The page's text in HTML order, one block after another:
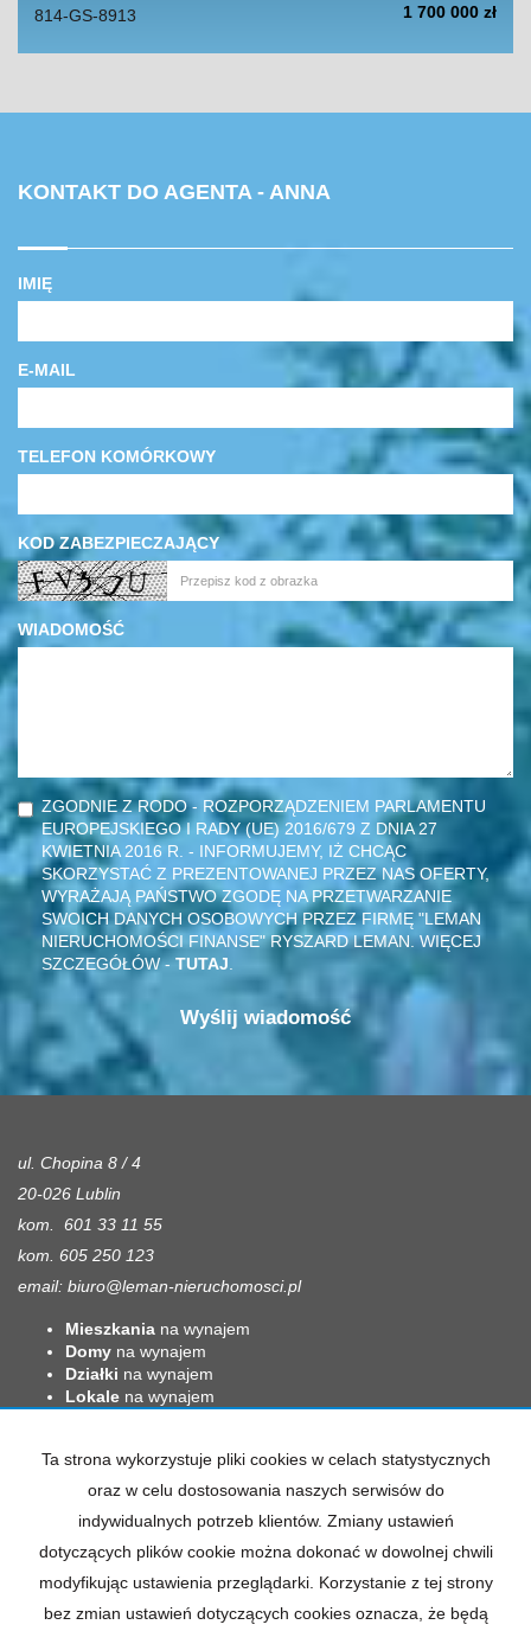
814-GS-8913 1 700 000 zł
KONTAKT DO AGENTA - ANNA
IMIĘ
E-MAIL
TELEFON KOMÓRKOWY
KOD ZABEZPIECZAJĄCY
WIADOMOŚĆ
ZGODNIE Z RODO - ROZPORZĄDZENIEM PARLAMENTU
EUROPEJSKIEGO I RADY (UE) 2016/679 Z DNIA 27
KWIETNIA 2016 R. - INFORMUJEMY, IŻ CHCĄC
SKORZYSTAĆ Z PREZENTOWANEJ PRZEZ NAS OFERTY,
WYRAŻAJĄ PAŃSTWO ZGODĘ NA PRZETWARZANIE
SWOICH DANYCH OSOBOWYCH PRZEZ FIRMĘ "LEMAN
NIERUCHOMOŚCI FINANSE" RYSZARD LEMAN. WIĘCEJ
SZCZEGÓŁÓW - TUTAJ
ul. Chopina 8 / 4
20-026 Lublin
kom. 601 33 11 55
kom. 605 250 123
email: biuro@leman-nieruchomosci.pl
Mieszkania na wynajem
Domy na wynajem
Działki na wynajem
Lokale na wynajem
na sprzedaż
Działkina sprzedaż
Lokalena sprzedaż
Obiekty na sprzedaż
Ta strona wykorzystuje pliki cookies w celach statystycznych
oraz w celu dostosowania naszych serwisów do
indywidualnych potrzeb klientów. Zmiany ustawień
dotyczących plików cookie można dokonać w dowolnej chwili
modyfikując ustawienia przeglądarki. Korzystanie z tej strony
bez zmian ustawień dotyczących cookies oznacza, że będą